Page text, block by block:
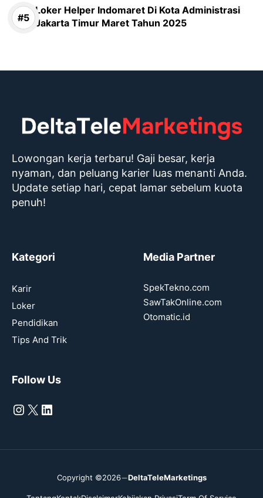
Loker Helper Indomaret Di Kota Administrasi
Jakarta Timur Maret Tahun 2025
Lowongan kerja terbaru! Gaji besar, kerja
nyaman, dan peluang karier luas menanti Anda.
Update setiap hari, cepat lamar sebelum kuota
penuh!
Kategori
Karir
Loker
Pendidikan
Tips And Trik
Media Partner
SpekTekno.com
SawTakOnline.com
Otomatic.id
Follow Us
Instagram
X LinkedIn
Copyright ©2026 DeltaTeleMarketings